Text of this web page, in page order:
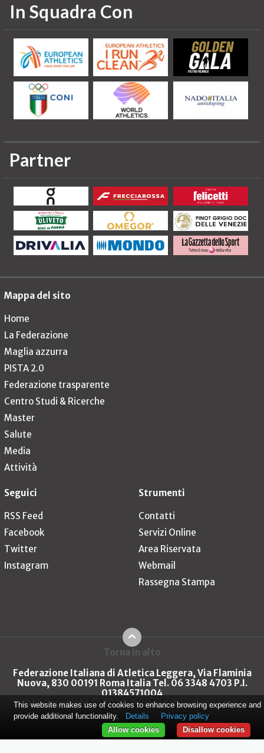
In Squadra Con
Partner
Mappa del sito
Home
La Federazione
Maglia azzurra
PISTA 2.0
Federazione trasparente
Centro Studi & Ricerche
Master
Salute
Media
Attività
Seguici
RSS Feed
Facebook
Twitter
Instagram
Strumenti
Contatti
Servizi Online
Area Riservata
Webmail
Rassegna Stampa
Torna in alto
Federazione Italiana di Atletica Leggera, Via Flaminia
Nuova, 830 00191 Roma Italia Tel. 06 3348 4703 P.I.
01384571004
FIDAL Copyright © 2026 Privacy policy Cookie policy
This website makes use of cookies to enhance browsing experience and
provide additional functionality.
Details
Privacy policy
Disallow cookies
Allow cookies